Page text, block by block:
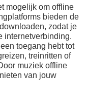
mogelijk om offline
bieden de
zodat je
internetverbinding.
toegang hebt tot
treinritten of
muziek offline
van jouw